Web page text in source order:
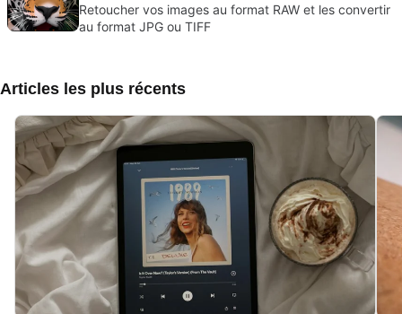
Retoucher vos images au format RAW et les convertir
au format JPG ou TIFF
Articles les plus récents